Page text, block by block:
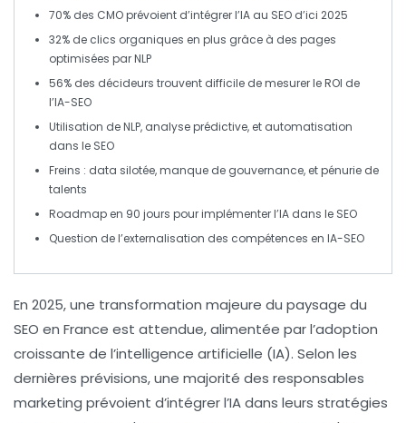
70% des CMO prévoient d’intégrer l’IA au SEO d’ici 2025
32% de clics organiques en plus grâce à des pages
optimisées parNLP
56% des décideurs trouvent difficile de mesurer leROI de
l’IA-SEO
Utilisation deNLP, analyse prédictive, et automatisation
dans le SEO
Freins : data silotée,manque de gouvernance, etpénurie de
talents
Roadmap en 90 jours pour implémenter l’IA dans le SEO
Question del’externalisation des compétences en IA-SEO
En 2025, une transformation majeure du paysage du
SEO en France est attendue, alimentée par l’adoption
croissante de l’intelligence artificielle (IA). Selon les
dernières prévisions, une majorité des responsables
marketing prévoient d’intégrer l’IA dans leurs stratégies